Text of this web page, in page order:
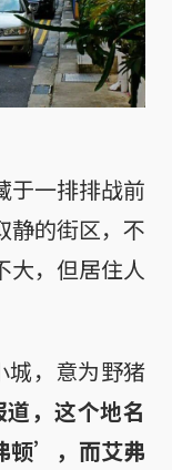
于一排排战前
静的街区，不
大，但居住人
城，意为野猪
，这个地名
’，而艾弗